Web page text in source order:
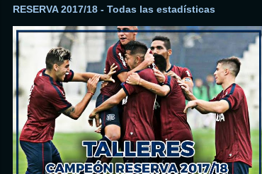
RESERVA 2017/18 - Todas las estadísticas